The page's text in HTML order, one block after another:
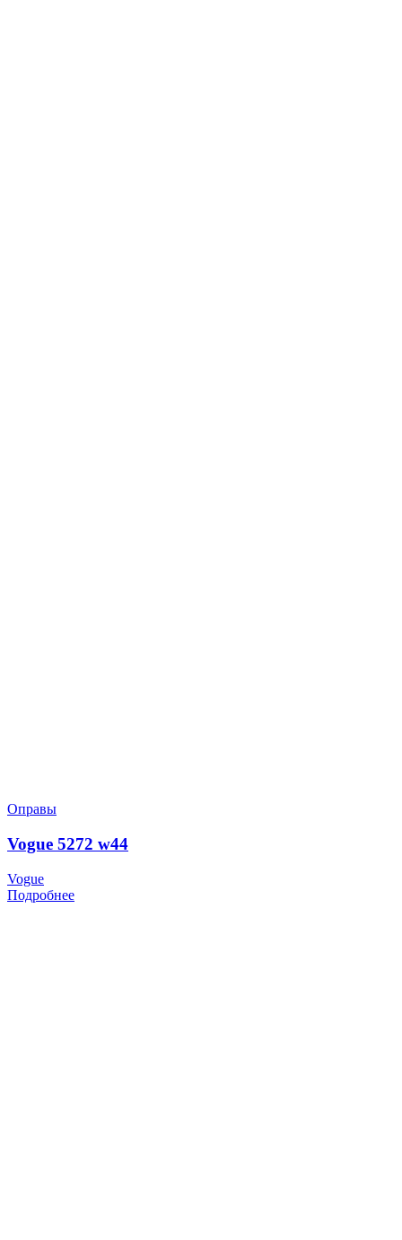
Оправы
Vogue 5272 w44
Vogue
Подробнее